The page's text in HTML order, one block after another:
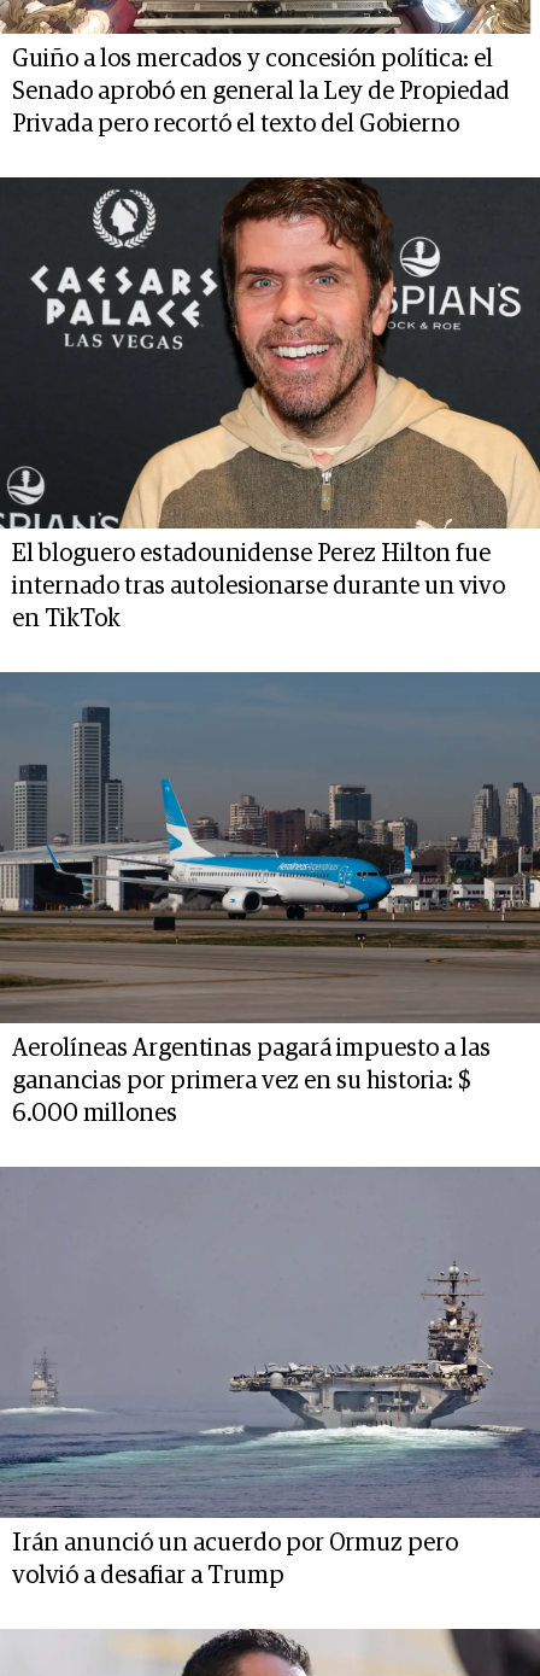
Guiño a los mercados y concesión política: el
Senado aprobó en general la Ley de Propiedad
Privada pero recortó el texto del Gobierno
El bloguero estadounidense Perez Hilton fue
internado tras autolesionarse durante un vivo
en TikTok
Aerolíneas Argentinas pagará impuesto a las
ganancias por primera vez en su historia: $
6.000 millones
Irán anunció un acuerdo por Ormuz pero
volvió a desafiar a Trump